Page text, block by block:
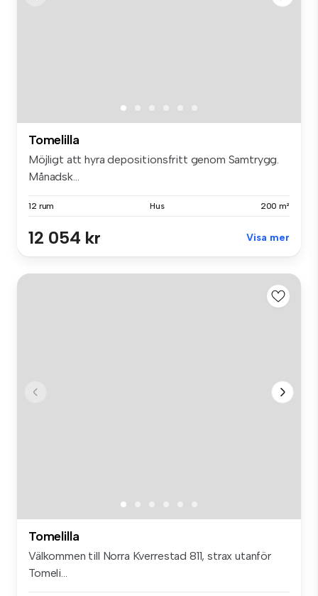
Tomelilla
Möjligt att hyra depositionsfritt genom Samtrygg.
Månadsk...
12 rum Hus 200 m²
12 054 kr Visa mer
Tomelilla
Välkommen till Norra Kverrestad 811, strax utanför
Tomeli...